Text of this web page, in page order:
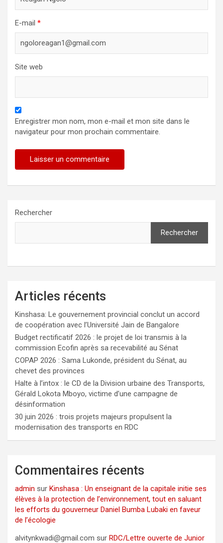
E-mail *
Site web
Enregistrer mon nom, mon e-mail et mon site dans le
navigateur pour mon prochain commentaire.
Rechercher
Rechercher
Articles récents
Kinshasa: Le gouvernement provincial conclut un accord
de coopération avec l’Université Jain de Bangalore
Budget rectificatif 2026 : le projet de loi transmis à la
commission Ecofin après sa recevabilité au Sénat
COPAP 2026 : Sama Lukonde, président du Sénat, au
chevet des provinces
Halte à l’intox : le CD de la Division urbaine des Transports,
Gérald Lokota Mboyo, victime d’une campagne de
désinformation
30 juin 2026 : trois projets majeurs propulsent la
modernisation des transports en RDC
Commentaires récents
admin sur Kinshasa : Un enseignant de la capitale initie ses
élèves à la protection de l’environnement, tout en saluant
les efforts du gouverneur Daniel Bumba Lubaki en faveur
de l’écologie
alvitynkwadi@gmail.com sur RDC/Lettre ouverte de Junior